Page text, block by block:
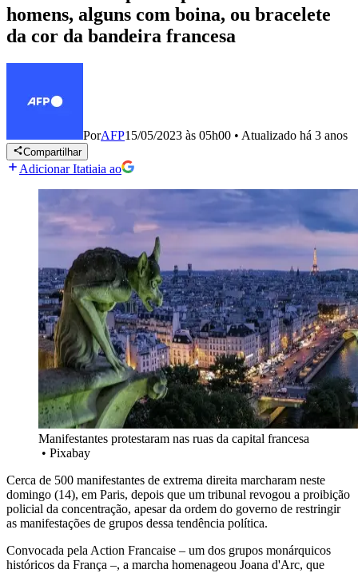
homens, alguns com boina, ou bracelete
da cor da bandeira francesa
PorAFP15/05/2023 às 05h00 • Atualizado há 3 anos
Compartilhar
Adicionar Itatiaia ao
Manifestantes protestaram nas ruas da capital francesa
• Pixabay
Cerca de 500 manifestantes de extrema direita marcharam neste
domingo (14), em Paris, depois que um tribunal revogou a proibição
policial da concentração, apesar da ordem do governo de restringir
as manifestações de grupos dessa tendência política.
Convocada pela Action Francaise – um dos grupos monárquicos
históricos da França –, a marcha homenageou Joana d'Arc, que